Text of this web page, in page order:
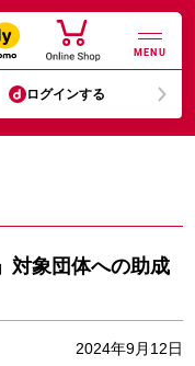
MENU
ログインする
対象団体への助成
2024年9月12日